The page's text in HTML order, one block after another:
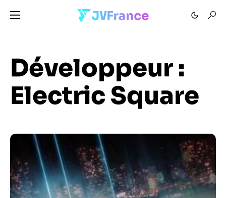
Développeur :
Electric Square